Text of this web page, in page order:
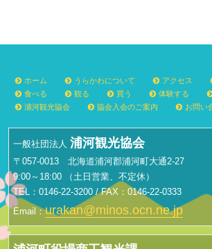
ホーム うらかわについて アクセス
食べる
観る 買う 体験する
浦河観光協会
協会入会のご案内 お問い
一般社団法人 浦河観光協会
〒057-0013 北海道浦河郡浦河町大通2-27
9:00～18:00 （土日営業、不定休）
TEL：0146-22-3200 / FAX：0146-22-0333
Email：urakan@minos.ocn.ne.jp